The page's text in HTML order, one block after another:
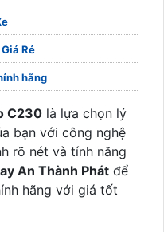
Rẻ
hãng
C230 là lựa chọn lý
bạn với công nghệ
rõ nét và tính năng
An Thành Phát để
hãng với giá tốt